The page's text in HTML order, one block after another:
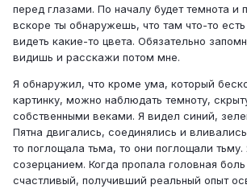
перед глазами. По началу будет темнота и
вскоре ты обнаружешь, что там что-то
видеть какие-то цвета. Обязательно
видишь и расскажи потом мне.
Я обнаружил, что кроме ума, который
картинку, можно наблюдать темноту,
собственными веками. Я видел синий,
Пятна двигались, соединялись и
то поглощала тьма, то они поглощали
созерцанием. Когда пропала головная
счастливый, получивший реальный опыт